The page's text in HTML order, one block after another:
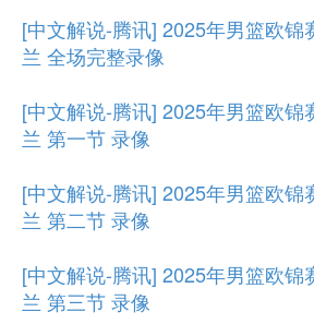
[中文解说-腾讯] 2025年男篮欧锦
兰 全场完整录像
[中文解说-腾讯] 2025年男篮欧锦
兰 第一节 录像
[中文解说-腾讯] 2025年男篮欧锦
兰 第二节 录像
[中文解说-腾讯] 2025年男篮欧锦
兰 第三节 录像